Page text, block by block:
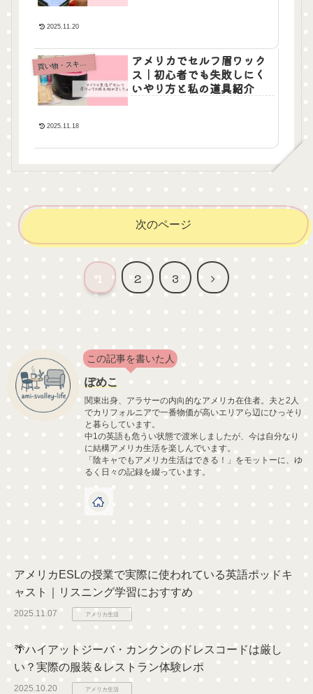
2025.11.20
買
い物・スキンケア
アメリカでセルフ眉ワック
ス｜初心者でも失敗しにく
いやり方と私の道具紹介
2025.11.18
次のページ
1 2 3
次
この記事を書いた人
ぽめこ
関東出身、アラサーの内向的なアメリカ在住者。夫と2人
でカリフォルニアで一番物価が高いエリアら辺にひっそり
と暮らしています。
中1の英語も危うい状態で渡米しましたが、今は自分なり
に結構アメリカ生活を楽しんでいます。
「陰キャでもアメリカ生活はできる！」をモットーに、ゆ
るく日々の記録を綴っています。
アメリカESLの授業で実際に使われている英語ポッドキ
ャスト｜リスニング学習におすすめ
2025.11.07 アメリカ生活
🌴ハイアットジーバ・カンクンのドレスコードは厳し
い？実際の服装＆レストラン体験レポ
2025.10.20 アメリカ生活